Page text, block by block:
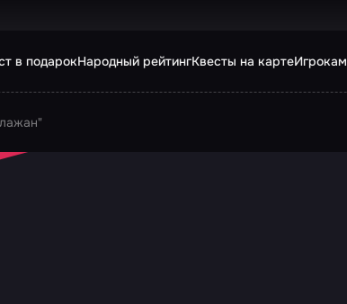
в подарокНародный рейтингКвесты на картеИгрокам